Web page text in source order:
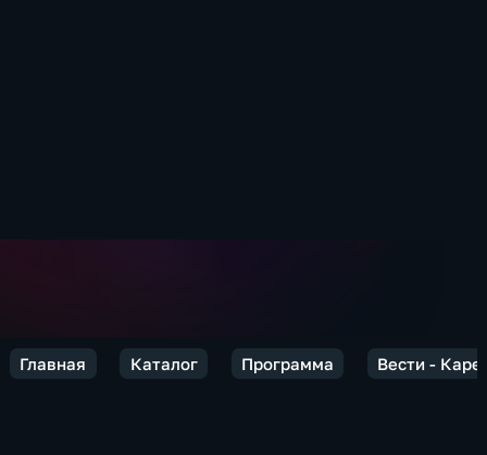
Главная Каталог Программа Вести -